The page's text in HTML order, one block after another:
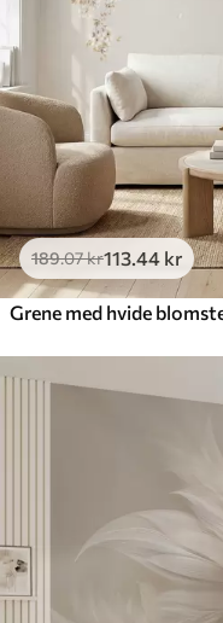
189.07kr113 .44 kr